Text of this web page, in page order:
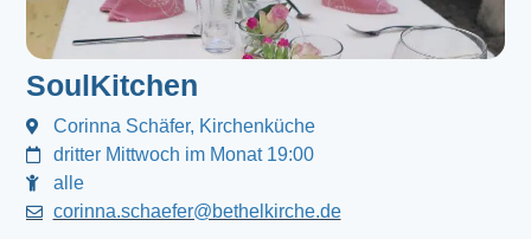
SoulKitchen
Corinna Schäfer, Kirchenküche
dritter Mittwoch im Monat 19:00
alle
corinna.schaefer@bethelkirche.de